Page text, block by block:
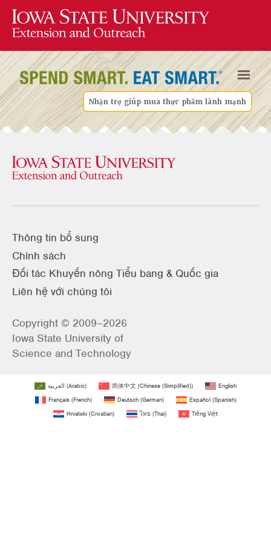
Nhận trợ giúp mua thực phẩm lành mạnh
Thông tin bổ sung
Chính sách
Đối tác Khuyến nông Tiểu bang & Quốc gia
Liên hệ với chúng tôi
Copyright © 2009–2026
Iowa State University of
Science and Technology
العربية (Arabic) 简体中文 (Chinese (Simplified))
English
Français(French) Deutsch(German) Español(Spanish)
Hrvatski (Croatian) ไทย (Thai) Tiếng Việt